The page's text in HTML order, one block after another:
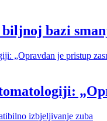
biljnoj bazi